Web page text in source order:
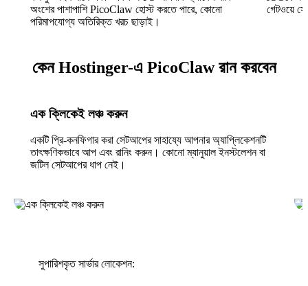
অংশের পাশাপাশি PicoClaw হোস্ট করতে পারে, কোনো
পরিমাপযোগ্য অতিরিক্ত খরচ ছাড়াই।
গেটওয়ে
কেন Hostinger-এ PicoClaw রান করবেন
এক ক্লিকেই লঞ্চ করুন
একটি প্রি-কনফিগার করা সেটআপের সাহায্যে আপনার অ্যাপ্লিকেশনটি
তাৎক্ষণিকভাবে আপ এবং রানিং করুন। কোনো ম্যানুয়াল ইনস্টলেশন বা
জটিল সেটআপের ধাপ নেই।
সুপারিশকৃত সার্ভার লোকেশন: